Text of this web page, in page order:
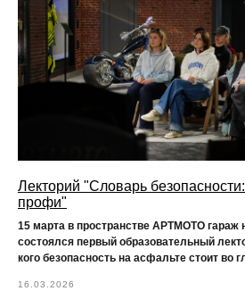
Лекторий "Словарь
профи"
15 марта в пространстве АРТМОТО гараж
состоялся первый образовательный
кого безопасность на асфальте стоит во
16.03.2026